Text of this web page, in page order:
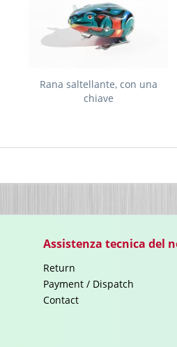
Rana saltellante, con una
chiave
Assistenza tecnica del
Return
Payment / Dispatch
Contact